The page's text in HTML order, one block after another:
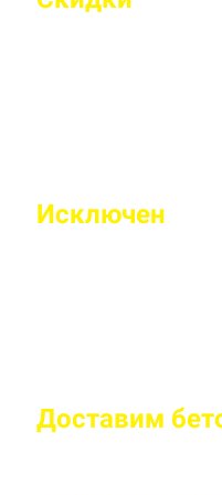
Исключен
Доставим